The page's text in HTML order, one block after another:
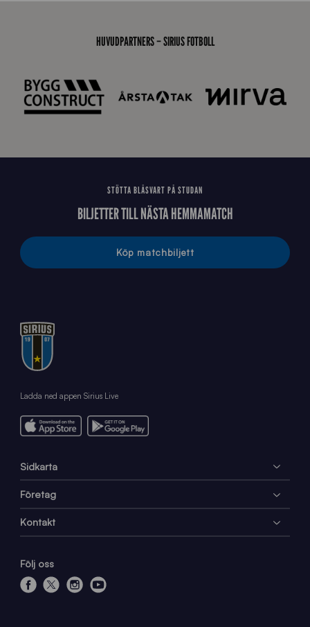
0
6
8
HUVUDPARTNERS – SIRIUS FOTBOLL
STÖTTA BLÅSVART PÅ STUDAN
BILJETTER TILL NÄSTA HEMMAMATCH
Köp matchbiljett
Ladda ned appen Sirius Live
Sidkarta
Företag
Kontakt
Följ oss
f
x
i
y